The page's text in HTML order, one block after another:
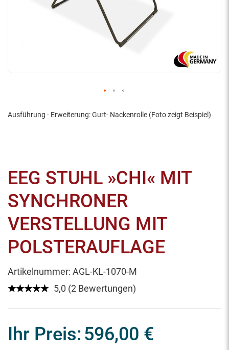
Ausführung - Erweiterung: Gurt- Nackenrolle (Foto zeigt Beispiel)
EEG STUHL »CHI« MIT
SYNCHRONER
VERSTELLUNG MIT
POLSTERAUFLAGE
Artikelnummer: AGL-KL-1070-M
★★★★★
☆☆☆☆☆ 5,0 (2 Bewertungen)
Ihr Preis:596,00 €